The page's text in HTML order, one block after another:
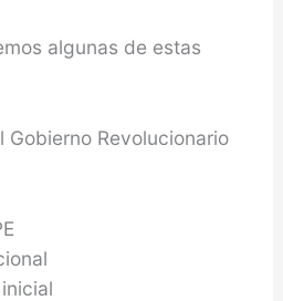
algunas de estas
Gobierno Revolucionario